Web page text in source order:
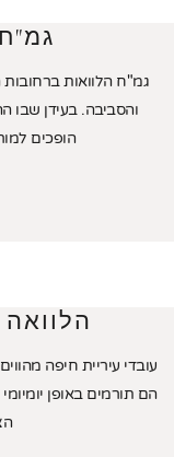
גמ"ח הלוואות ברחובות
והסביבה. בעידן שבו
הופכים
הלוואה
עובדי עיריית חיפה
הם תורמים באופן